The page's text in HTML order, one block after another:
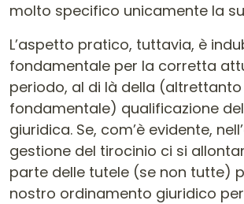
molto specifico unicamente la
L’aspetto pratico, tuttavia, è
fondamentale per la corretta
periodo, al di là della (altrettanto
fondamentale) qualificazione
giuridica. Se, com’è evidente,
gestione del tirocinio ci si
parte delle tutele (se non tutte)
nostro ordinamento giuridico